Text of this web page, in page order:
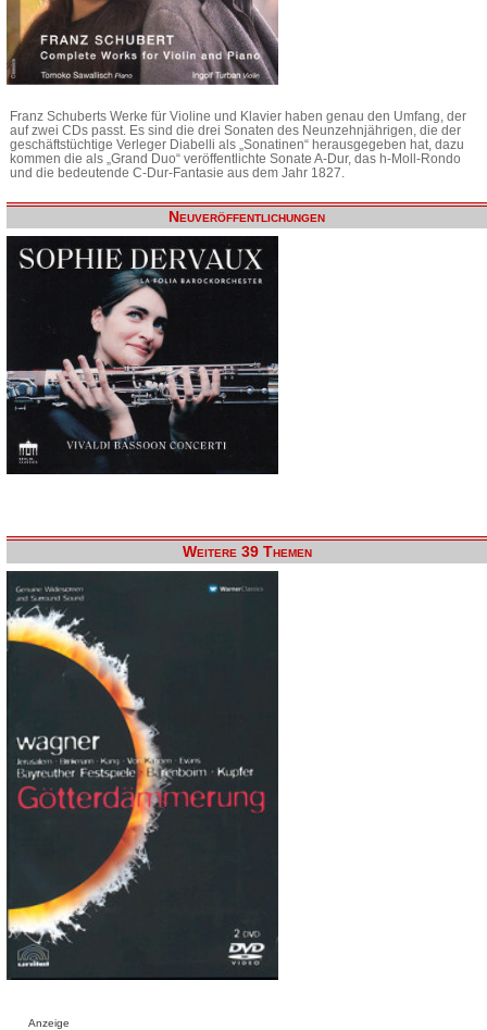
Franz Schuberts Werke für Violine und Klavier haben genau den Umfang, der
auf zwei CDs passt. Es sind die drei Sonaten des Neunzehnjährigen, die der
geschäftstüchtige Verleger Diabelli als „Sonatinen“ herausgegeben hat, dazu
kommen die als „Grand Duo“ veröffentlichte Sonate A-Dur, das h-Moll-Rondo
und die bedeutende C-Dur-Fantasie aus dem Jahr 1827.
Neuveröffentlichungen
Weitere 39 Themen
Anzeige